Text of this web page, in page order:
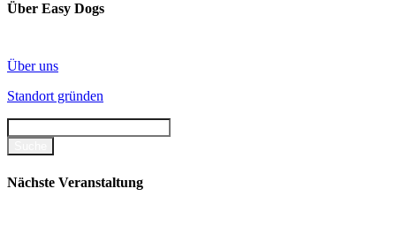
Über Easy Dogs
Über uns
Standort gründen
Nächste Veranstaltung